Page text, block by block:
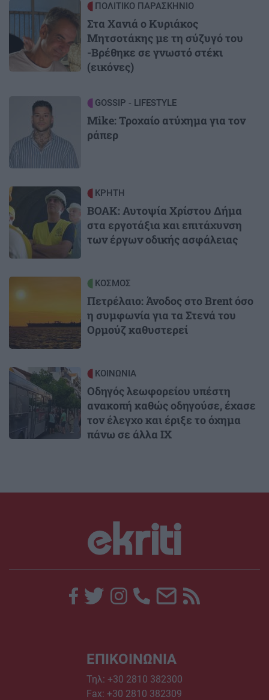
ΠΟΛΙΤΙΚΟ ΠΑΡΑΣΚΗΝΙΟ
Στα Χανιά ο Κυριάκος
Μητσοτάκης με τη σύζυγό του
-Βρέθηκε σε γνωστό στέκι
(εικόνες)
Image GOSSIP - LIFESTYLE
Mike: Τροχαίο ατύχημα για τον
ράπερ
Image ΚΡΗΤΗ
ΒΟΑΚ: Αυτοψία Χρίστου Δήμα
στα εργοτάξια και επιτάχυνση
των έργων οδικής ασφάλειας
ΚΟΣΜΟΣ
Πετρέλαιο: Άνοδος στο Brent όσο
η συμφωνία για τα Στενά του
Ορμούζ καθυστερεί
Image ΚΟΙΝΩΝΙΑ
Οδηγός λεωφορείου υπέστη
ανακοπή καθώς οδηγούσε, έχασε
τον έλεγχο και έριξε το όχημα
πάνω σε άλλα ΙΧ
ΕΠΙΚΟΙΝΩΝΙΑ
Τηλ: +30 2810 382300
Fax: +30 2810 382309